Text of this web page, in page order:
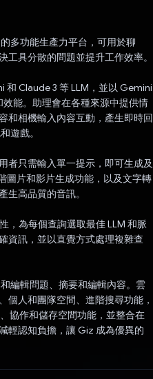
多功能生產力平台，可用於聊
具分散的問題並提升工作效率。
和 Claude 3 等 LLM，並以 Gemini
能。助理會在各種來源中提供情
和相機輸入內容互動，產生即時回
遊戲。
者只需輸入單一提示，即可生成及
圖片和影片生成功能，以及文字轉
生高品質的音訊。
，為每個查詢選取最佳 LLM 和脈
資訊，並以直覺方式處理複雜查
編輯問題、摘要和編輯內容。雲
個人和團隊空間、進階搜尋功能，
協作和儲存空間功能，並整合在
輕認知負擔，讓 Giz 成為優異的